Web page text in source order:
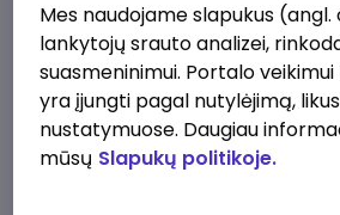
prieš 1 d.
Veiklos užtikrinimo ir atitikties
(-ė) (Kaunas) (Kaunas, LT)
Mes naudojame slapukus (angl.
lankytojų srauto analizei,
suasmeninimui. Portalo
yra įjungti pagal nutylėjimą,
nustatymuose. Daugiau
mūsų Slapukų politikoje.